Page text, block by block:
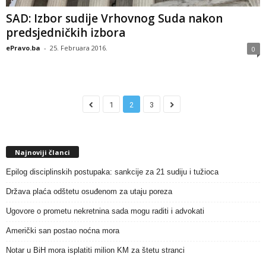
SAD: Izbor sudije Vrhovnog Suda nakon
predsjedničkih izbora
ePravo.ba - 25. Februara 2016. 0
1 2 3
Najnoviji članci
Epilog disciplinskih postupaka: sankcije za 21 sudiju i tužioca
Država plaća odštetu osuđenom za utaju poreza
Ugovore o prometu nekretnina sada mogu raditi i advokati
Američki san postao noćna mora
Notar u BiH mora isplatiti milion KM za štetu stranci